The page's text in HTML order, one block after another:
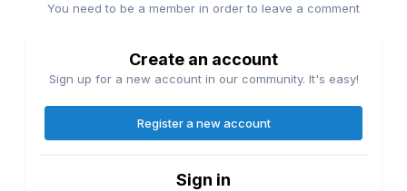
You need to be a member in order to leave a comment
Create an account
Sign up for a new account in our community. It's easy!
Register a new account
Sign in